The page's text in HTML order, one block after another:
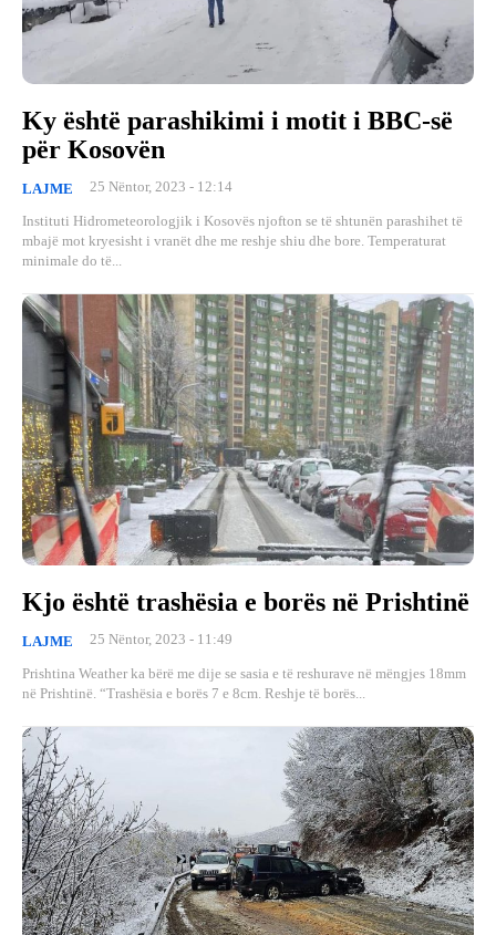
Ky është parashikimi i motit i BBC-së
për Kosovën
LAJME 25 Nëntor, 2023 - 12:14
Instituti Hidrometeorologjik i Kosovës njofton se të shtunën parashihet të
mbajë mot kryesisht i vranët dhe me reshje shiu dhe bore. Temperaturat
minimale do të...
Kjo është trashësia e borës në Prishtinë
LAJME 25 Nëntor, 2023 - 11:49
Prishtina Weather ka bërë me dije se sasia e të reshurave në mëngjes 18mm
në Prishtinë. “Trashësia e borës 7 e 8cm. Reshje të borës...